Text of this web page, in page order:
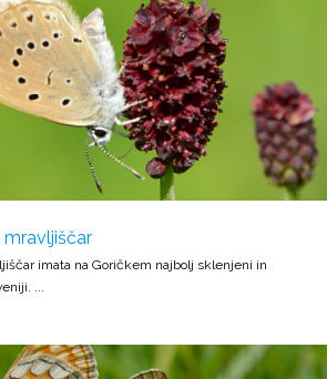
mravljiščar
imata na Goričkem najbolj sklenjeni in
...